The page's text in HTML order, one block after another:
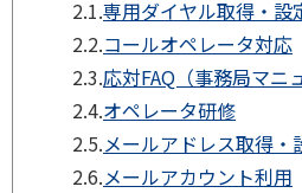
2.1.専用ダイヤル取得・設
2.2.コールオペレータ対応
2.3.応対FAQ（事務局マニ
2.4.オペレータ研修
2.5.メールアドレス取得・
2.6.メールアカウント利用